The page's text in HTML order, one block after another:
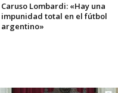
Caruso Lombardi: «Hay una
impunidad total en el fútbol
argentino»